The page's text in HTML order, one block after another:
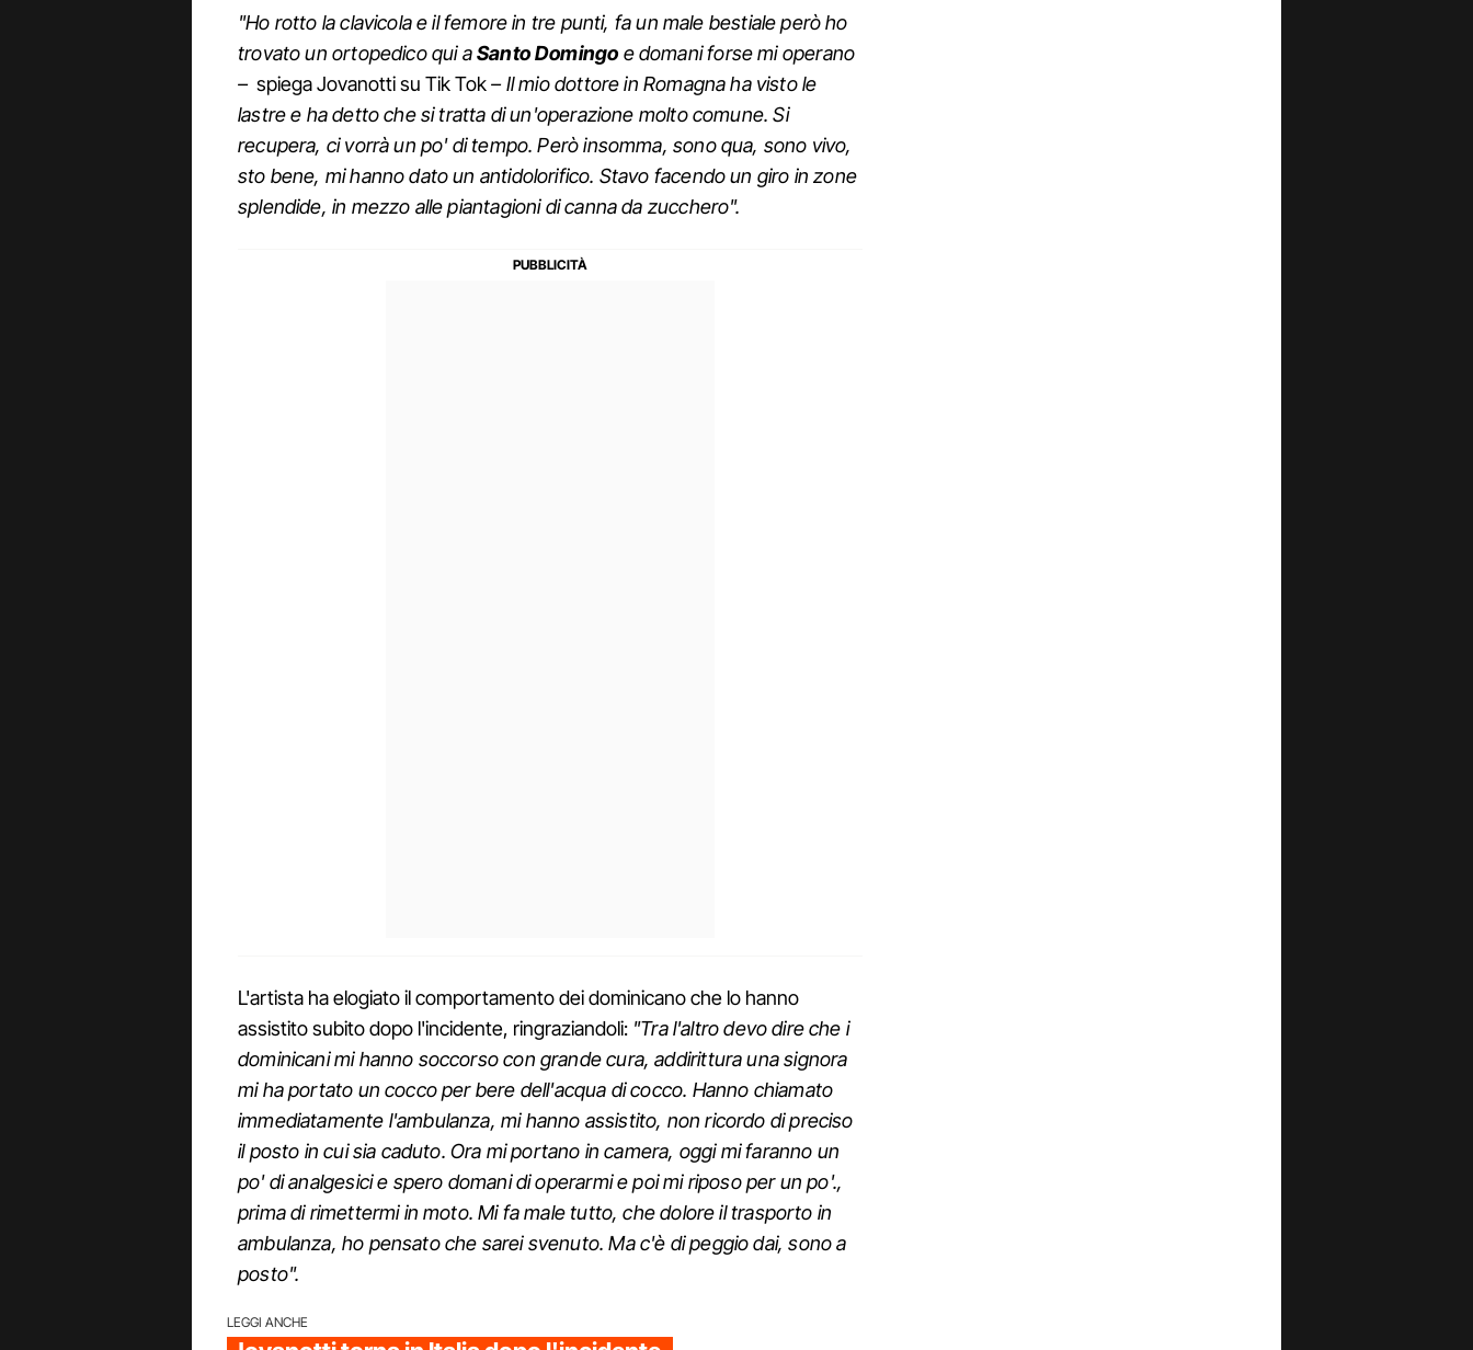
"Ho rotto la clavicola e il femore in tre punti, fa un male bestiale però ho
trovato un ortopedico qui aSanto Domingo e domani forse mi operano
–spiega Jovanotti su Tik Tok– Il mio dottore in Romagna ha visto le
lastre e ha detto che si tratta di un'operazione molto comune. Si
recupera, ci vorrà un po' di tempo. Però insomma, sono qua, sono vivo,
sto bene, mi hanno dato un antidolorifico. Stavo facendo un giro in zone
splendide, in mezzo alle piantagioni di canna da zucchero".
L'artista ha elogiato il comportamento dei dominicano che lo hanno
assistito subito dopo l'incidente, ringraziandoli: "Tra l'altro devo dire che i
dominicani mi hanno soccorso con grande cura, addirittura una signora
mi ha portato un cocco per bere dell'acqua di cocco. Hanno chiamato
immediatamente l'ambulanza, mi hanno assistito, non ricordo di preciso
il posto in cui sia caduto. Ora mi portano in camera, oggi mi faranno un
po' di analgesici e spero domani di operarmi e poi mi riposo per un po'.,
prima di rimettermi in moto. Mi fa male tutto, che dolore il trasporto in
ambulanza, ho pensato che sarei svenuto. Ma c'è di peggio dai, sono a
posto".
LEGGI ANCHE